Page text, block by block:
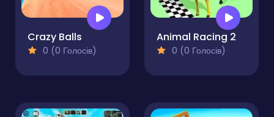
Crazy Balls
0 (0 Голосів)
Animal Racing 2
0 (0 Голосів)